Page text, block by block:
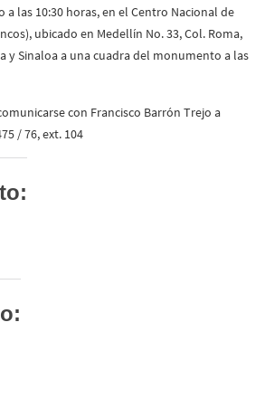
a las 10:30 horas, en el Centro Nacional de
ubicado en Medellín No. 33, Col. Roma,
y Sinaloa a una cuadra del monumento a las
con Francisco Barrón Trejo a
/ 76, ext. 104